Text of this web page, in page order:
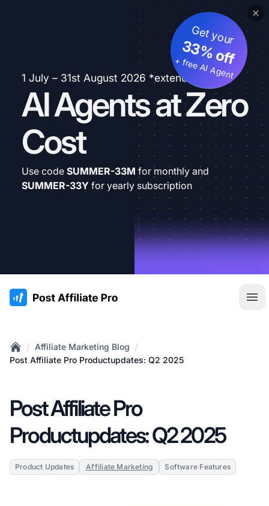
1 July – 31st August 2026 *extended
AI Agents at Zero
Cost
Get your
33% off
+ free AI Agent
Use code SUMMER-33M for monthly and
SUMMER-33Y for yearly subscription
:site.title
Home
/ Affiliate Marketing Blog /
Post Affiliate Pro Productupdates: Q2 2025
Post Affiliate Pro
Productupdates: Q2 2025
Product Updates Affiliate Marketing Software Features